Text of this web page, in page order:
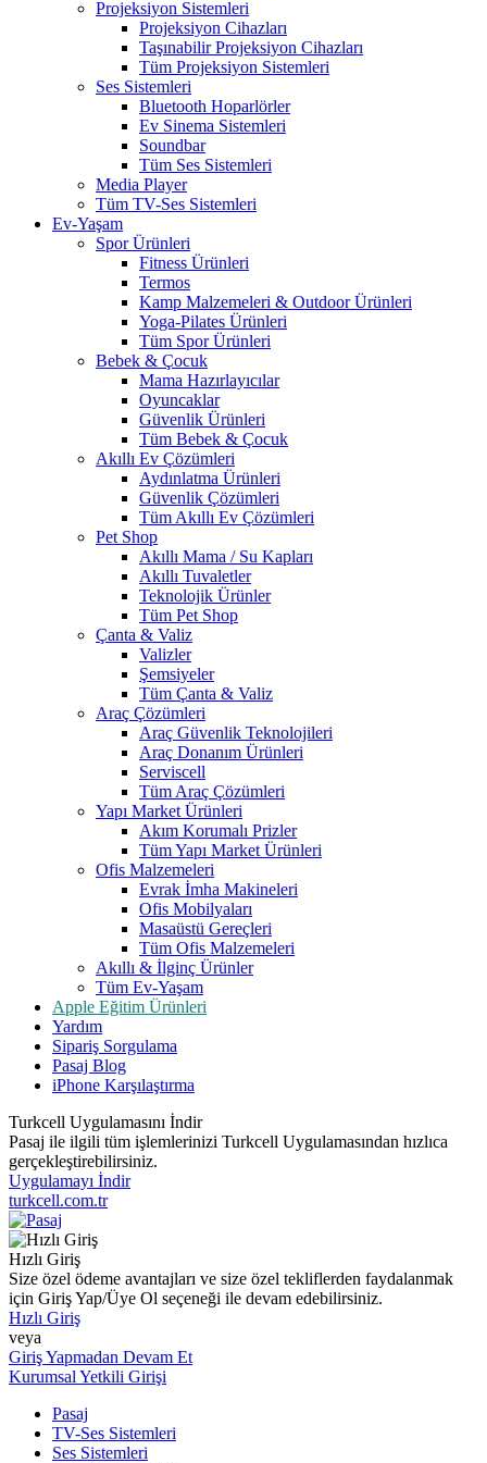
Projeksiyon Sistemleri
Projeksiyon Cihazları
Taşınabilir Projeksiyon Cihazları
Tüm Projeksiyon Sistemleri
Ses Sistemleri
Bluetooth Hoparlörler
Ev Sinema Sistemleri
Soundbar
Tüm Ses Sistemleri
Media Player
Tüm TV-Ses Sistemleri
Ev-Yaşam
Spor Ürünleri
Fitness Ürünleri
Termos
Kamp Malzemeleri & Outdoor Ürünleri
Yoga-Pilates Ürünleri
Tüm Spor Ürünleri
Bebek & Çocuk
Mama Hazırlayıcılar
Oyuncaklar
Güvenlik Ürünleri
Tüm Bebek & Çocuk
Akıllı Ev Çözümleri
Aydınlatma Ürünleri
Güvenlik Çözümleri
Tüm Akıllı Ev Çözümleri
Pet Shop
Akıllı Mama / Su Kapları
Akıllı Tuvaletler
Teknolojik Ürünler
Tüm Pet Shop
Çanta & Valiz
Valizler
Şemsiyeler
Tüm Çanta & Valiz
Araç Çözümleri
Araç Güvenlik Teknolojileri
Araç Donanım Ürünleri
Serviscell
Tüm Araç Çözümleri
Yapı Market Ürünleri
Akım Korumalı Prizler
Tüm Yapı Market Ürünleri
Ofis Malzemeleri
Evrak İmha Makineleri
Ofis Mobilyaları
Masaüstü Gereçleri
Tüm Ofis Malzemeleri
Akıllı & İlginç Ürünler
Tüm Ev-Yaşam
Apple Eğitim Ürünleri
Yardım
Sipariş Sorgulama
Pasaj Blog
iPhone Karşılaştırma
Turkcell Uygulamasını İndir
Pasaj ile ilgili tüm işlemlerinizi Turkcell Uygulamasından hızlıca
gerçekleştirebilirsiniz.
Uygulamayı İndir
turkcell.com.tr
Hızlı Giriş
Size özel ödeme avantajları ve size özel tekliflerden faydalanmak
için Giriş Yap/Üye Ol seçeneği ile devam edebilirsiniz.
Hızlı Giriş
veya
Giriş Yapmadan Devam Et
Kurumsal Yetkili Girişi
Pasaj
TV-Ses Sistemleri
Ses Sistemleri